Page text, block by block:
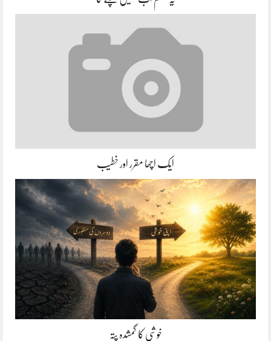
ایک اچھا مقرر اور خطیب
خوشی کا گمشدہ پتہ